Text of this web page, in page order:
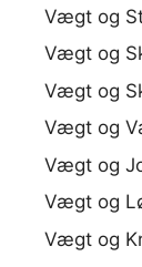
Vægt og
Vægt og
Vægt og
Vægt og
Vægt og
Vægt og
Vægt og